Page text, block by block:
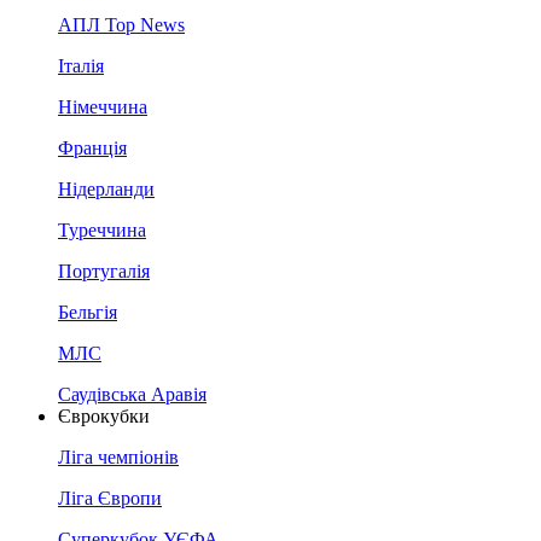
АПЛ Top News
Італія
Німеччина
Франція
Нідерланди
Туреччина
Португалія
Бельгія
МЛС
Саудівська Аравія
Єврокубки
Ліга чемпіонів
Ліга Європи